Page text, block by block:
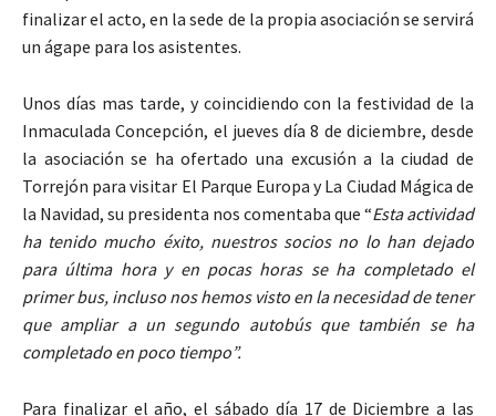
finalizar el acto, en la sede de la propia asociación se servirá
un ágape para los asistentes.
Unos días mas tarde, y coincidiendo con la festividad de la
Inmaculada Concepción, el jueves día 8 de diciembre, desde
la asociación se ha ofertado una excusión a la ciudad de
Torrejón para visitar El Parque Europa y La Ciudad Mágica de
la Navidad, su presidenta nos comentaba que “Esta actividad
ha tenido mucho éxito, nuestros socios no lo han dejado
para última hora y en pocas horas se ha completado el
primer bus, incluso nos hemos visto en la necesidad de tener
que ampliar a un segundo autobús que también se ha
completado en poco tiempo”.
Para finalizar el año, el sábado día 17 de Diciembre a las